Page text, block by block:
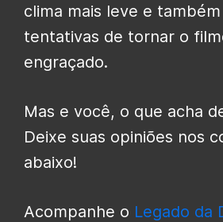
clima mais leve e
tentativas de tornar o
engraçado.
Mas e você, o que acha
Deixe suas opiniões nos
abaixo!
Acompanhe o Legado da